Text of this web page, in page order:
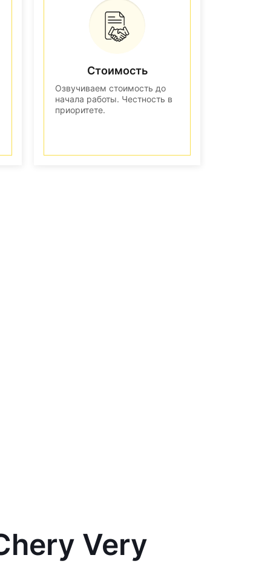
Стоимость
Озвучиваем стоимость до
начала работы. Честность в
приоритете.
Very